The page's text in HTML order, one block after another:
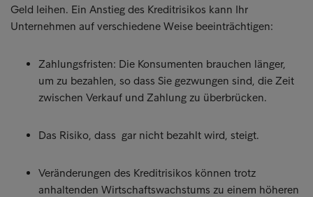
Geld leihen. Ein Anstieg des Kreditrisikos kann Ihr
Unternehmen auf verschiedene Weise beeinträchtigen:
Zahlungsfristen: Die Konsumenten brauchen länger,
um zu bezahlen, so dass Sie gezwungen sind, die Zeit
zwischen Verkauf und Zahlung zu überbrücken.
Das Risiko, dass gar nicht bezahlt wird, steigt.
Veränderungen des Kreditrisikos können trotz
anhaltenden Wirtschaftswachstums zu einem höheren